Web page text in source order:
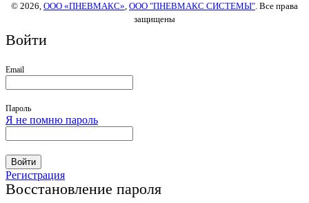
© 2026, ООО «ПНЕВМАКС», ООО "ПНЕВМАКС СИСТЕМЫ". Все права
защищены
Войти
Email
Пароль
Я не помню пароль
Войти
Регистрация
Восстановление пароля